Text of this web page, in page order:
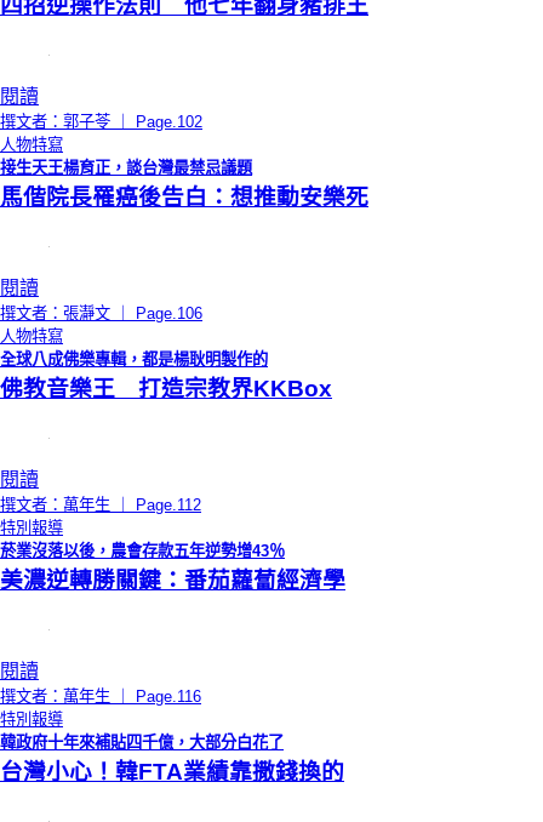
四招逆操作法則 他七年翻身豬排王
閱讀
撰文者：郭子苓 ｜ Page.102
人物特寫
接生天王楊育正，談台灣最禁忌議題
馬偕院長罹癌後告白：想推動安樂死
閱讀
撰文者：張瀞文 ｜ Page.106
人物特寫
全球八成佛樂專輯，都是楊耿明製作的
佛教音樂王 打造宗教界KKBox
閱讀
撰文者：萬年生 ｜ Page.112
特別報導
菸業沒落以後，農會存款五年逆勢增43％
美濃逆轉勝關鍵：番茄蘿蔔經濟學
閱讀
撰文者：萬年生 ｜ Page.116
特別報導
韓政府十年來補貼四千億，大部分白花了
台灣小心！韓FTA業績靠撒錢換的